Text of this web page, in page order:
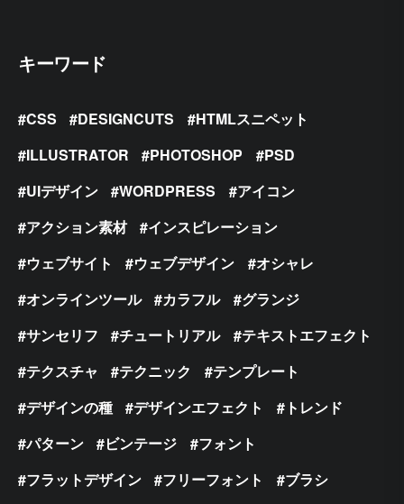
キーワード
CSS DESIGNCUTS
HTMLスニペット
ILLUSTRATOR
PHOTOSHOP
PSD
UIデザイン
WORDPRESS
アイコン
アクション素材
インスピレーション
ウェブサイト
ウェブデザイン
オシャレ
オンラインツール
カラフル
グランジ
サンセリフ
チュートリアル
テキストエフェクト
テクスチャ
テクニック
テンプレート
デザインの種
デザインエフェクト
トレンド
パターン
ビンテージ
フォント
フラットデザイン
フリーフォント
ブラシ